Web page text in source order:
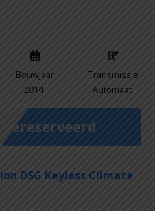
Bouwjaar
2014
Transmissie
Automaat
Gereserveerd